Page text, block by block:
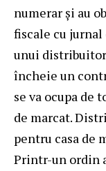
numerar și au
fiscale cu jurnal
unui distribuitor
încheie un
se va ocupa de
de marcat.
pentru casa de
Printr-un ordin